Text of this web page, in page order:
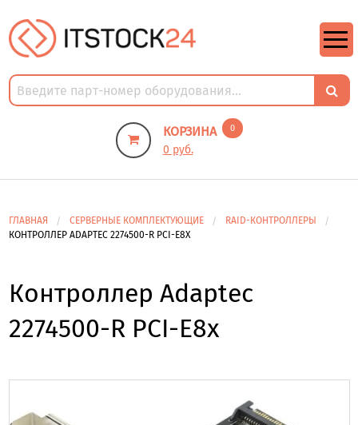
КОРЗИНА 0
0 руб.
ГЛАВНАЯ СЕРВЕРНЫЕ КОМПЛЕКТУЮЩИЕ
RAID-КОНТРОЛЛЕРЫ
КОНТРОЛЛЕР ADAPTEC 2274500-R PCI-E8X
Контроллер Adaptec
2274500-R PCI-E8x